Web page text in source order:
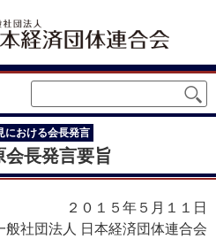
における会長発言
長発言要旨
２０１５年５月１１日
般社団法人 日本経済団体連合会